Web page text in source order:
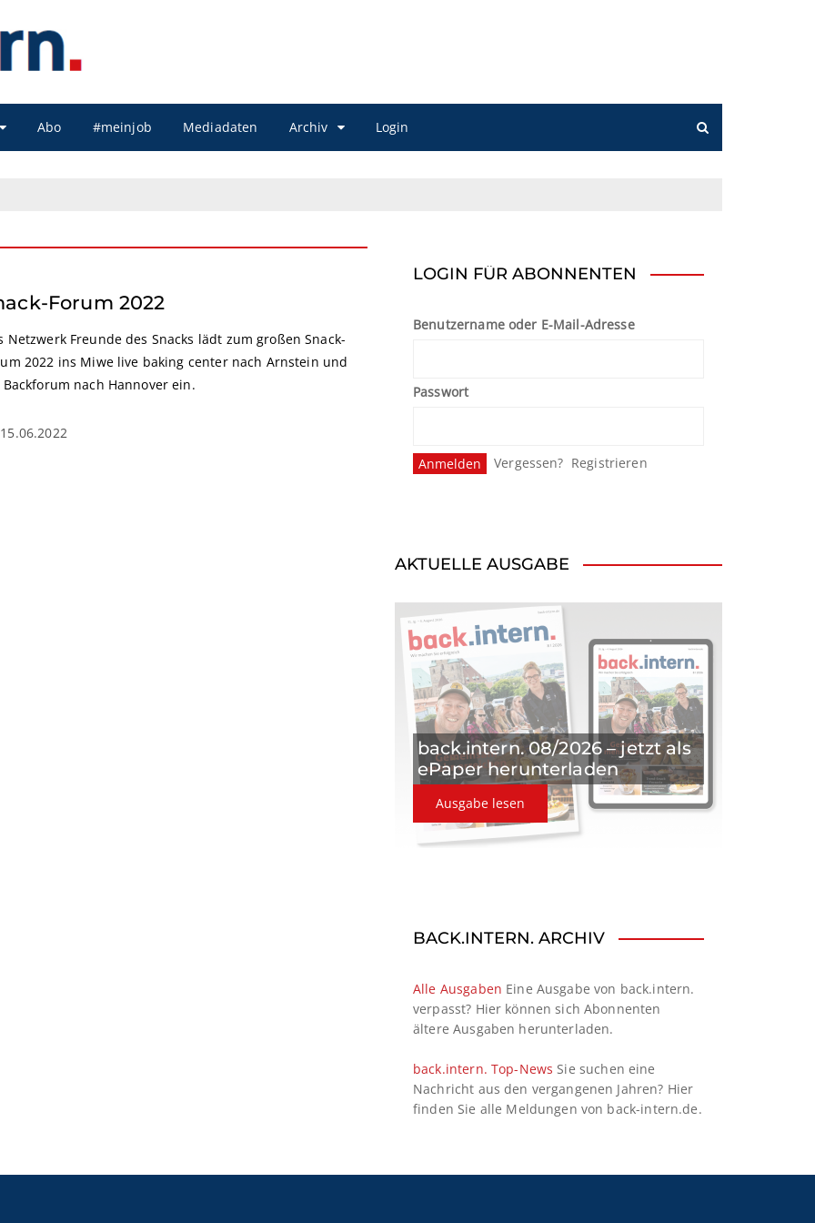
Abo #meinjob Mediadaten Archiv Login
Forum 2022
Netzwerk Freunde des Snacks lädt zum großen Snack-
2022 ins Miwe live baking center nach Arnstein und
Backforum nach Hannover ein.
15.06.2022
LOGIN FÜR ABONNENTEN
Benutzername oder E-Mail-Adresse
Passwort
Vergessen? Registrieren
AKTUELLE AUSGABE
back.intern. 08/2026 – jetzt als
ePaper herunterladen
Ausgabe lesen
BACK.INTERN. ARCHIV
Alle Ausgaben Eine Ausgabe von back.intern.
verpasst? Hier können sich Abonnenten
ältere Ausgaben herunterladen.
back.intern. Top-News Sie suchen eine
Nachricht aus den vergangenen Jahren? Hier
finden Sie alle Meldungen von back-intern.de.